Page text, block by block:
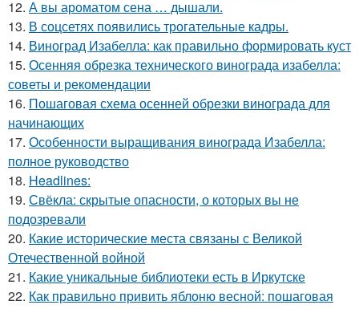
12. А вы ароматом сена … дышали.
13. В соцсетях появились трогательные кадры.
14. Виноград Изабелла: как правильно формировать куст
15. Осенняя обрезка технического винограда изабелла:
советы и рекомендации
16. Пошаговая схема осенней обрезки винограда для
начинающих
17. Особенности выращивания винограда Изабелла:
полное руководство
18. Headlines:
19. Свёкла: скрытые опасности, о которых вы не
подозревали
20. Какие исторические места связаны с Великой
Отечественной войной
21. Какие уникальные библиотеки есть в Иркутске
22. Как правильно привить яблоню весной: пошаговая